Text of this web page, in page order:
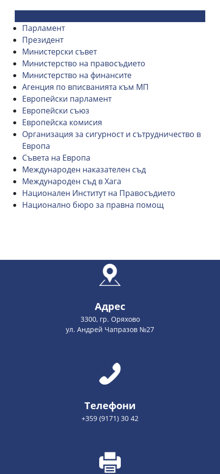
Парламент
Президент
Министерски съвет
Министерство на правосъдието
Министерство на финансите
Агенция по вписванията към МП
Европейски парламент
Европейски съюз
Европейска комисия
Организация за сигурност и сътрудничество в
Европа
Съвета на Европа
Международен наказателен съд
Международен съд в Хага
Национален Институт на Правосъдието
Национално бюро за правна помощ
Адрес
3300, гр. Оряхово
ул. Андрей Чапразов №27
Телефони
+359 (9171) 30 42